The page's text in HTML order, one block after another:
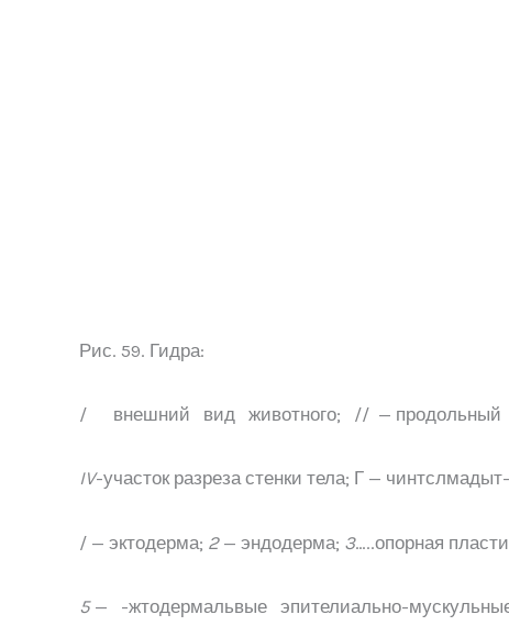
Рис. 59. Гидра:
/ внешний вид животного; // — продольный
IV-участок разреза стенки тела; Г —
/ — эктодерма; 2— эндодерма; 3…..опорная
5— -жтодермальвые эпителиально-